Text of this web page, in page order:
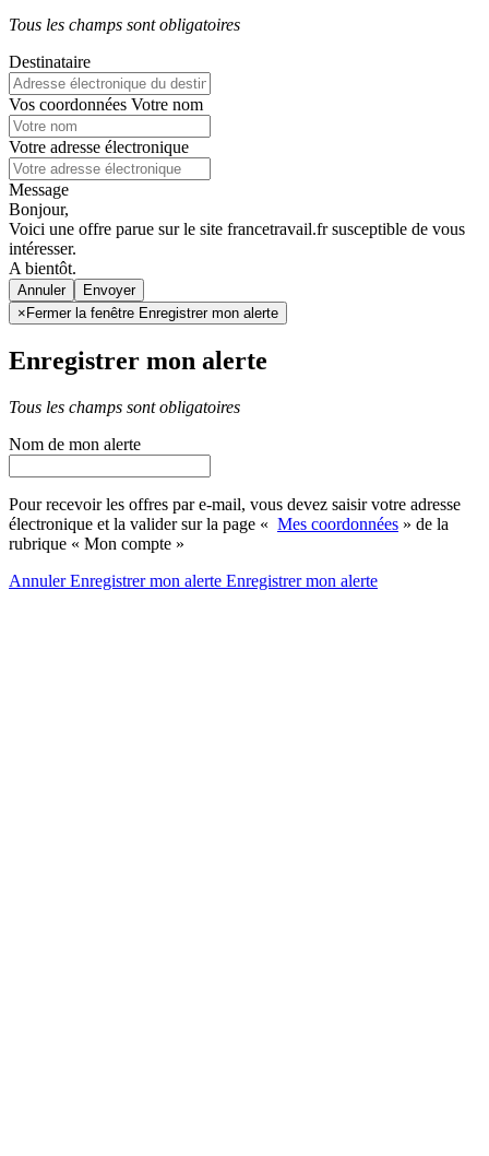
Tous les champs sont obligatoires
Destinataire
Vos coordonnées Votre nom
Votre adresse électronique
Message
Bonjour,
Voici une offre parue sur le site francetravail.fr susceptible de vous
intéresser.
A bientôt.
Annuler
× Fermer la fenêtre Enregistrer mon alerte
Enregistrer mon alerte
Tous les champs sont obligatoires
Nom de mon alerte
Pour recevoir les offres par e-mail, vous devez saisir votre adresse
électronique et la valider sur la page « Mes coordonnées » de la
rubrique « Mon compte »
AnnulerEnregistrer mon alerte Enregistrermon alerte